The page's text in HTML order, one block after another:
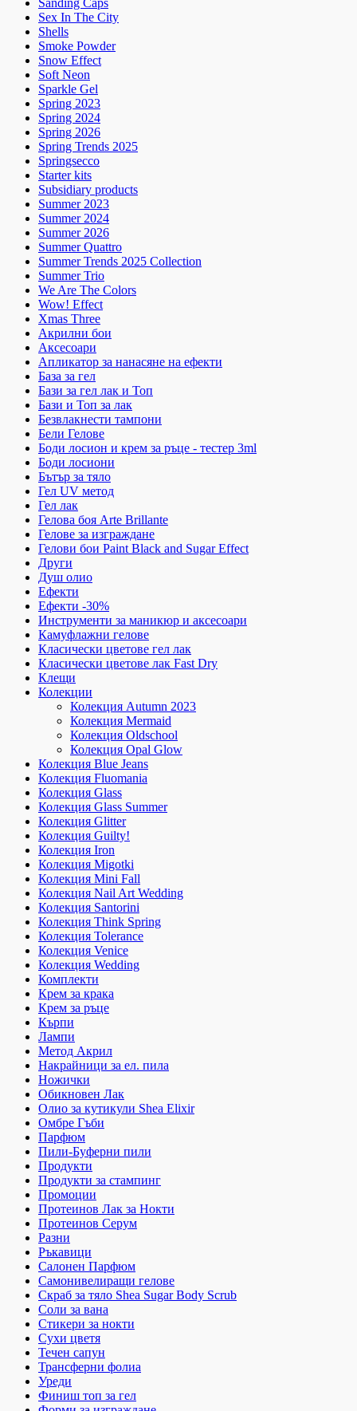
Sanding Caps
Sex In The City
Shells
Smoke Powder
Snow Effect
Soft Neon
Sparkle Gel
Spring 2023
Spring 2024
Spring 2026
Spring Trends 2025
Springsecco
Starter kits
Subsidiary products
Summer 2023
Summer 2024
Summer 2026
Summer Quattro
Summer Trends 2025 Collection
Summer Trio
We Are The Colors
Wow! Effect
Xmas Three
Акрилни бои
Аксесоари
Апликатор за нанасяне на ефекти
База за гел
Бази за гел лак и Топ
Бази и Топ за лак
Безвлакнести тампони
Бели Гелове
Боди лосион и крем за ръце - тестер 3ml
Боди лосиони
Бътър за тяло
Гел UV метод
Гел лак
Гелова боя Arte Brillante
Гелове за изграждане
Гелови бои Paint Black and Sugar Effect
Други
Душ олио
Ефекти
Ефекти -30%
Инструменти за маникюр и аксесоари
Камуфлажни гелове
Класически цветове гел лак
Класически цветове лак Fast Dry
Клещи
Колекции
Колекция Autumn 2023
Колекция Mermaid
Колекция Oldschool
Колекция Opal Glow
Колекция Blue Jeans
Колекция Fluomania
Колекция Glass
Колекция Glass Summer
Колекция Glitter
Колекция Guilty!
Колекция Iron
Колекция Migotki
Колекция Mini Fall
Колекция Nail Art Wedding
Колекция Santorini
Колекция Think Spring
Колекция Tolerance
Колекция Venice
Колекция Wedding
Комплекти
Крем за крака
Крем за ръце
Кърпи
Лампи
Метод Акрил
Накрайници за ел. пила
Ножички
Обикновен Лак
Олио за кутикули Shea Elixir
Омбре Гъби
Парфюм
Пили-Буферни пили
Продукти
Продукти за стампинг
Промоции
Протеинов Лак за Нокти
Протеинов Серум
Разни
Ръкавици
Салонен Парфюм
Самонивелиращи гелове
Скраб за тяло Shea Sugar Body Scrub
Соли за вана
Стикери за нокти
Сухи цветя
Течен сапун
Трансферни фолиа
Уреди
Финиш топ за гел